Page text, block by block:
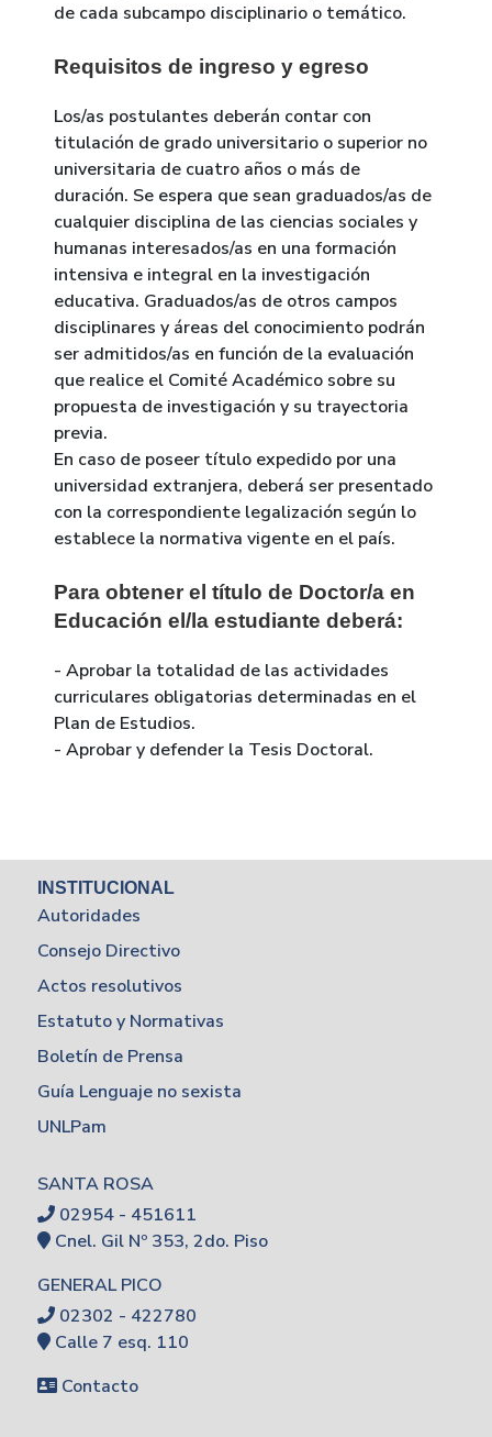
de cada subcampo disciplinario o temático.
Requisitos de ingreso y egreso
Los/as postulantes deberán contar con
titulación de grado universitario o superior no
universitaria de cuatro años o más de
duración. Se espera que sean graduados/as de
cualquier disciplina de las ciencias sociales y
humanas interesados/as en una formación
intensiva e integral en la investigación
educativa. Graduados/as de otros campos
disciplinares y áreas del conocimiento podrán
ser admitidos/as en función de la evaluación
que realice el Comité Académico sobre su
propuesta de investigación y su trayectoria
previa.
En caso de poseer título expedido por una
universidad extranjera, deberá ser presentado
con la correspondiente legalización según lo
establece la normativa vigente en el país.
Para obtener el título de Doctor/a en
Educación el/la estudiante deberá:
- Aprobar la totalidad de las actividades
curriculares obligatorias determinadas en el
Plan de Estudios.
- Aprobar y defender la Tesis Doctoral.
INSTITUCIONAL
Autoridades
Consejo Directivo
Actos resolutivos
Estatuto y Normativas
Boletín de Prensa
Guía Lenguaje no sexista
UNLPam
SANTA ROSA
02954 - 451611
Cnel. Gil Nº 353, 2do. Piso
GENERAL PICO
02302 - 422780
Calle 7 esq. 110
Contacto